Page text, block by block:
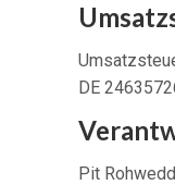
DE
Pit